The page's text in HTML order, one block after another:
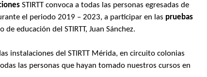
STIRTT convoca a todas las personas egresadas de
el periodo 2019 – 2023, a participar en las pruebas
educación del STIRTT, Juan Sánchez.
instalaciones del STIRTT Mérida, en circuito colonias
las personas que hayan tomado nuestros cursos en